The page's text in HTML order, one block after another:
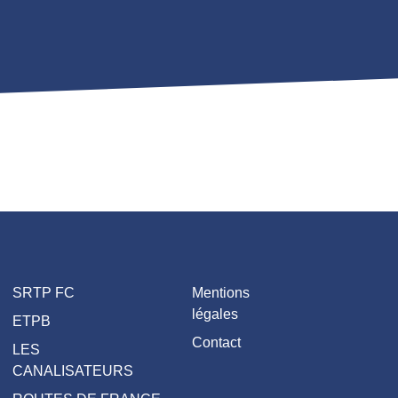
SRTP FC
ETPB
LES
CANALISATEURS
Mentions
légales
Contact